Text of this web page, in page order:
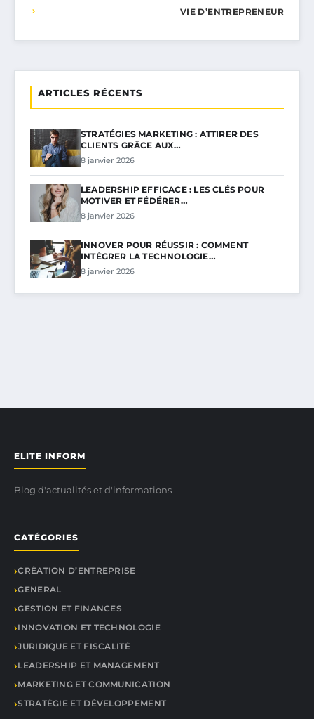
VIE D’ENTREPRENEUR
ARTICLES RÉCENTS
STRATÉGIES MARKETING : ATTIRER DES
CLIENTS GRÂCE AUX…
8 janvier 2026
LEADERSHIP EFFICACE : LES CLÉS POUR
MOTIVER ET FÉDÉRER…
8 janvier 2026
INNOVER POUR RÉUSSIR : COMMENT
INTÉGRER LA TECHNOLOGIE…
8 janvier 2026
ELITE INFORM
Blog d'actualités et d'informations
CATÉGORIES
CRÉATION D’ENTREPRISE
GENERAL
GESTION ET FINANCES
INNOVATION ET TECHNOLOGIE
JURIDIQUE ET FISCALITÉ
LEADERSHIP ET MANAGEMENT
MARKETING ET COMMUNICATION
STRATÉGIE ET DÉVELOPPEMENT